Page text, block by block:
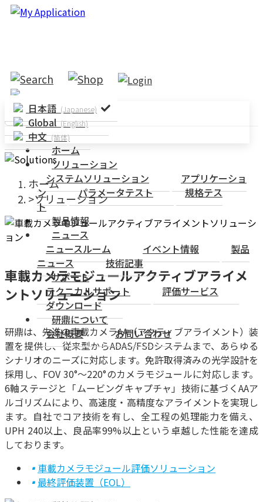
日本語 (Japanese)
Global(English)
中文(简体)
ホーム
ソリューション
システムソリューション
アプリケーショ
ン
パラメータテスト
規格テス
ト
製品情報
ニュース
ニュースルーム
イベント情報
製品
ニュース
技術記事
サポート
テクニカルサポート
評価サービス
ダウンロード
研鼎について
会社概要
お問い合わせ
ホーム
ソリューション
車載カメラモジュールアクティブアライメ
ントソリューション
研鼎は、先進の車載カメラAA（アクティブアライメント）装
置を提供し、従来型からADAS/FSDシステムまで、あらゆる
シナリオのニーズに対応します。免許取得済みの光学設計を
採用し、FOV 30°～220°のカメラモジュールに対応します。
6軸ステージと「ムービングキャプチャ」技術に基づくAAア
ルゴリズムにより、高速度・高精度なアライメントを実現し
ます。自社でコア技術を有し、全工程の処理能力を備え、
UPH 240以上、良品率99%以上という卓越した性能を達成
しております。
▪ 車載カメラモジュール評価ソリューション
▪最終評価装置（EOL）